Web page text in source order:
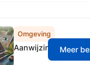
Omgeving
Aanwijzingsbesluit
Meer